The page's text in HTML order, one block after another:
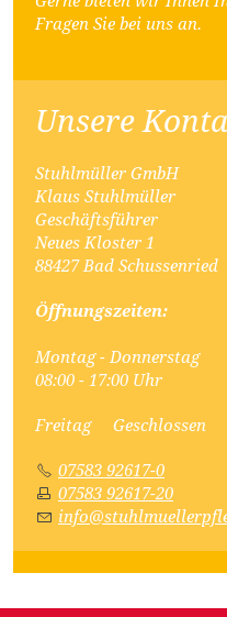
Fragen Sie bei uns an.
Unsere
Stuhlmüller GmbH
Klaus Stuhlmüller
Geschäftsführer
Neues Kloster 1
88427 Bad Schussenried
Öffnungszeiten:
Montag - Donnerstag
08:00 - 17:00 Uhr
Freitag Geschlossen
07583 92617-0
07583 92617-20